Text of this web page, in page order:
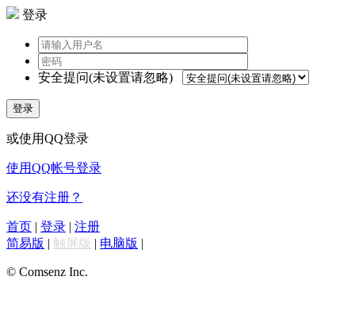
登录
安全提问(未设置请忽略)
登录
或使用QQ登录
使用QQ帐号登录
还没有注册？
首页 | 登录 | 注册
简易版 | 触屏版 | 电脑版 |
© Comsenz Inc.